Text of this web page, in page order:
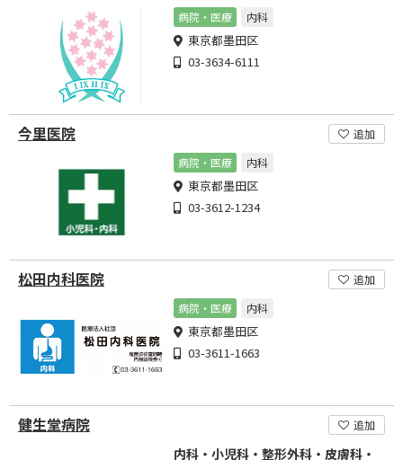
病院・医療
内科
東京都墨田区
03-3634-6111
今里医院
追加
病院・医療
内科
東京都墨田区
03-3612-1234
松田内科医院
追加
病院・医療
内科
東京都墨田区
03-3611-1663
健生堂病院 追加
内科・小児科・整形外科・皮膚科・